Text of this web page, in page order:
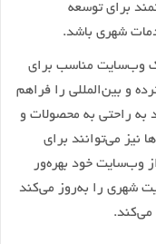
برای توسعه
شهری باشد.
وب‌سایت مناسب برای
و بین‌المللی را فراهم
به راحتی به محصولات و
می‌توانند برای
وب‌سایت خود بهره‌ور
شهری را به‌روز می‌کند
می‌کند.